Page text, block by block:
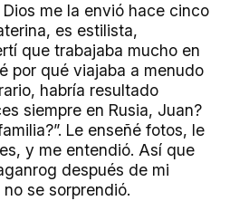
me la envió hace cinco
es estilista,
que trabajaba mucho en
por qué viajaba a menudo
habría resultado
siempre en Rusia, Juan?
Le enseñé fotos, le
y me entendió. Así que
después de mi
se sorprendió.